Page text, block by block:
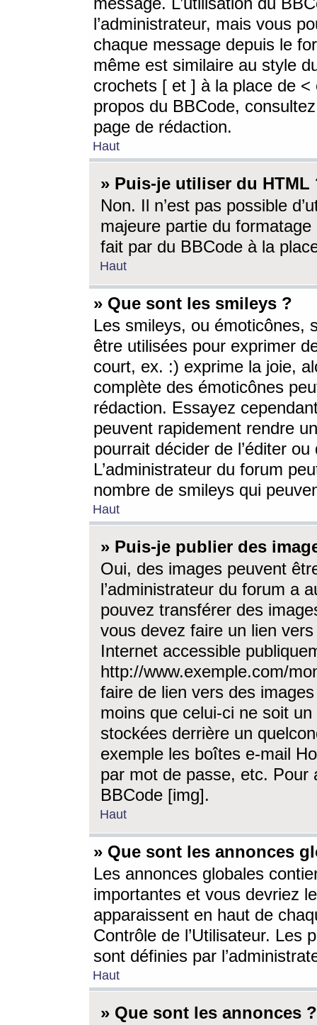
l’administrateur, mais vous
chaque message depuis le
même est similaire au style
crochets [ et ] à la place de <
propos du BBCode,
page de rédaction.
Haut
» Puis-je utiliser du HTML
Non. Il n’est pas possible
majeure partie du
fait par du BBCode à la
Haut
» Que sont les smileys ?
Les smileys, ou émoticônes,
être utilisées pour exprimer
court, ex. :) exprime la joie,
complète des émoticônes
rédaction. Essayez
peuvent rapidement rendre
pourrait décider de l’éditer
L’administrateur du forum
nombre de smileys qui
Haut
» Puis-je publier des
Oui, des images peuvent
l’administrateur du forum a
pouvez transférer des
vous devez faire un lien
Internet accessible
http://www.exemple.com/
faire de lien vers des
moins que celui-ci ne soit
stockées derrière un
exemple les boîtes e-mail
par mot de passe, etc. Pour
BBCode [img].
Haut
» Que sont les annonces
Les annonces globales
importantes et vous devriez
apparaissent en haut de
Contrôle de l’Utilisateur. Les
sont définies par
Haut
» Que sont les annonces ?